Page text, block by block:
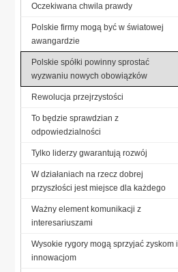
Oczekiwana chwila prawdy
Polskie firmy mogą być w światowej
awangardzie
Polskie spółki powinny sprostać
wyzwaniu nowych obowiązków
Rewolucja przejrzystości
To będzie sprawdzian z
odpowiedzialności
Tylko liderzy gwarantują rozwój
W działaniach na rzecz dobrej
przyszłości jest miejsce dla każdego
Ważny element komunikacji z
interesariuszami
Wysokie rygory mogą sprzyjać zyskom i
innowacjom